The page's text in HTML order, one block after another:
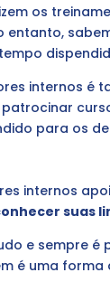
os
internos é
para os
internos
suas
e sempre
é uma